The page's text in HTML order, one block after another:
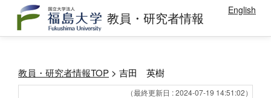
教員・研究者情報 English
教員・研究者情報TOP > 吉田 英樹
（最終更新日 : 2024-07-19 14:51:02）